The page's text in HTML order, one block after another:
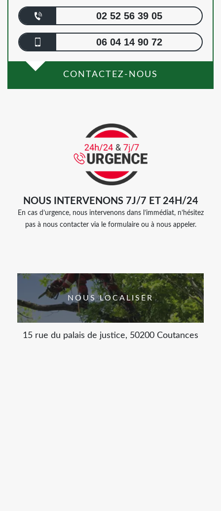
02 52 56 39 05
06 04 14 90 72
CONTACTEZ-NOUS
NOUS INTERVENONS 7J/7 ET 24H/24
En cas d’urgence, nous intervenons dans l’immédiat, n’hésitez
pas à nous contacter via le formulaire ou à nous appeler.
NOUS LOCALISER
15 rue du palais de justice, 50200 Coutances